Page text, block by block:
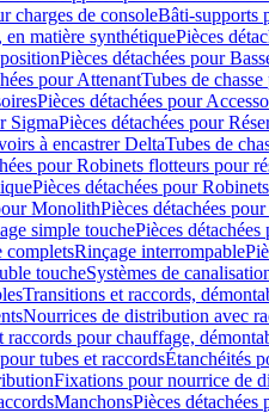
charges de consoleBâti-supports
matière synthétiquePièces
Pièces détachées pour
pour AttenantTubes de
Pièces détachées pour
SigmaPièces détachées pour
à encastrer DeltaTubes de
pour Robinets flotteurs pour
Pièces détachées pour
MonolithPièces détachées
simple touchePièces
completsRinçage interrompable
toucheSystèmes de
Transitions et raccords,
Nourrices de distribution avec
raccords pour chauffage,
tubes et raccordsÉtanchéités
Fixations pour nourrice de
ManchonsPièces détachées